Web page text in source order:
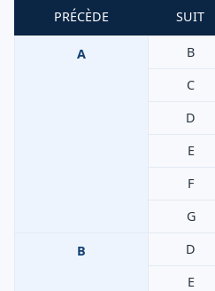
PRÉCÈDE SUIT
A B
C
D
E
F
G
B D
E